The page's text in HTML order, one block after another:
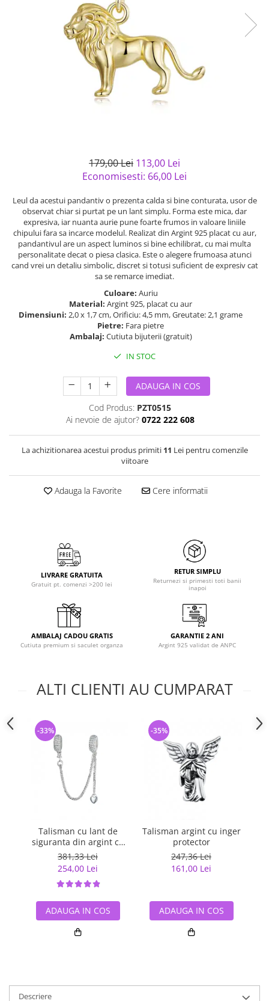
Bijuterii argint placat cu aur
Bijuterii argint cu diverse
Bijuterii argint cu murano
Bijuterii de Lux
Bijuterii gotice si rock
Bijuterii Handmade
Casete si cutii de bijuterii
Solutii si lavete de curatare
179,00 Lei 113,00 Lei
Economisesti: 66,00 Lei
Leul da acestui pandantiv o prezenta calda si bine conturata, usor de
observat chiar si purtat pe un lant simplu. Forma este mica, dar
expresiva, iar nuanta aurie pune foarte frumos in valoare liniile
chipului fara sa incarce modelul. Realizat din Argint 925 placat cu aur,
pandantivul are un aspect luminos si bine echilibrat, cu mai multa
personalitate decat o piesa clasica. Este o alegere frumoasa atunci
cand vrei un detaliu simbolic, discret si totusi suficient de expresiv cat
sa se remarce imediat.
Culoare: Auriu
Material: Argint 925, placat cu aur
Dimensiuni: 2,0 x 1,7 cm, Orificiu: 4,5 mm, Greutate: 2,1 grame
Pietre: Fara pietre
Ambalaj: Cutiuta bijuterii (gratuit)
IN STOC
ADAUGA IN COS
Cod Produs: PZT0515
Ai nevoie de ajutor? 0722 222 608
La achizitionarea acestui produs primiti 11 Lei pentru comenzile
viitoare
Adauga la Favorite Cere informatii
LIVRARE GRATUITA
Gratuit pt. comenzi >200 lei
RETUR SIMPLU
Returnezi si primesti toti banii
inapoi
AMBALAJ CADOU GRATIS
Cutiuta premium si saculet organza
GARANTIE 2 ANI
Argint 925 validat de ANPC
ALTI CLIENTI AU CUMPARAT
Talisman cu lant de
siguranta din argint cu
inimioara placat cu rodiu
381,33 Lei
254,00 Lei
-33%
ADAUGA IN COS
Talisman argint cu inger
protector
247,36 Lei
161,00 Lei
-35%
ADAUGA IN COS
Descriere